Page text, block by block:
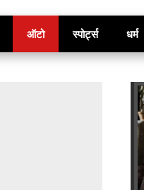
ऑटो स्पोर्ट्स धर्म